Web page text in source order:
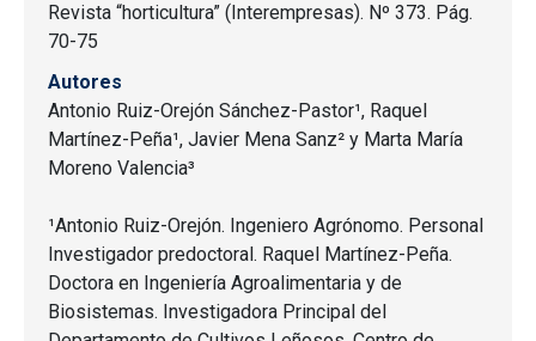
Revista “horticultura” (Interempresas). Nº 373. Pág.
70-75
Autores
Antonio Ruiz-Orejón Sánchez-Pastor¹, Raquel
Martínez-Peña¹, Javier Mena Sanz² y Marta María
Moreno Valencia³
¹Antonio Ruiz-Orejón. Ingeniero Agrónomo. Personal
Investigador predoctoral. Raquel Martínez-Peña.
Doctora en Ingeniería Agroalimentaria y de
Biosistemas. Investigadora Principal del